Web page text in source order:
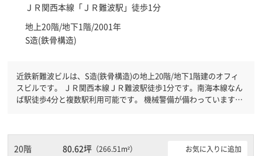
ＪＲ関西本線「 ＪＲ難波駅 」徒歩1分
地上20階/地下1階/2001年
S造(鉄骨構造)
近鉄新難波ビルは、S造(鉄骨構造)の地上20階/地下1階建のオフィ
スビルです。 ＪＲ関西本線ＪＲ難波駅徒歩1分です。南海本線なん
ば駅徒歩4分と複数駅利用可能です。 機械警備が備わっていますの
になりますので時間帯を気にせず利用できます。駐車場もあります
ので、車を利用されるお客様には使いやすいです。１フロア２００
20階 80.62坪 （266.51m²） お気に入りに追加